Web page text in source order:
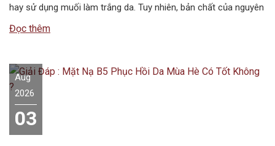
hay sử dụng muối làm trắng da. Tuy nhiên, bản chất của nguyên
các dòng mỹ phẩm chuyên dụng….
Đọc thêm
Aug
2026
03